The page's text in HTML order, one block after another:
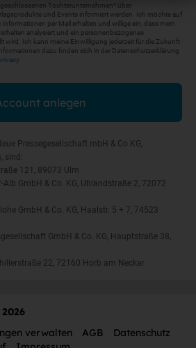
Tochterunternehmen* über
und Events informiert werden. Ich möchte auf
per Mail erhalten und willige ein, dass mein
analysiert und ein personenbezogenes
wird. Ich kann meine Einwilligung jederzeit für die Zukunft
dazu finden sich in der Datenschutzerklärung
anlegen
Pressegesellschaft mbH & Co KG,
sind:
121, 89073 Ulm
Alb GmbH & Co. KG, Uhlandstraße 2, 72072
GmbH & Co. KG, Haalstr. 5 + 7, 74523
GmbH & Co. KG, Hauptstraße 38,
22, 72160 Horb am Neckar
verwalten
AGB
Datenschutz